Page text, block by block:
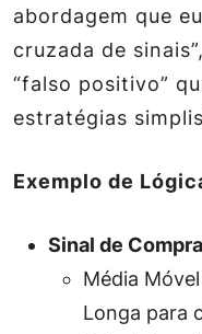
abordagem que
cruzada de
“falso positivo”
estratégias
Exemplo de
Sinal de
Média
Longa para